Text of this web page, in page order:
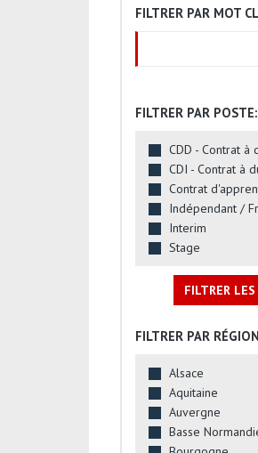
FILTRER PAR MOT
FILTRER PAR POSTE:
CDD - Contrat
CDI - Contrat à
Contrat
Indépendant /
Interim
Stage
FILTRER
FILTRER PAR
Alsace
Aquitaine
Auvergne
Basse